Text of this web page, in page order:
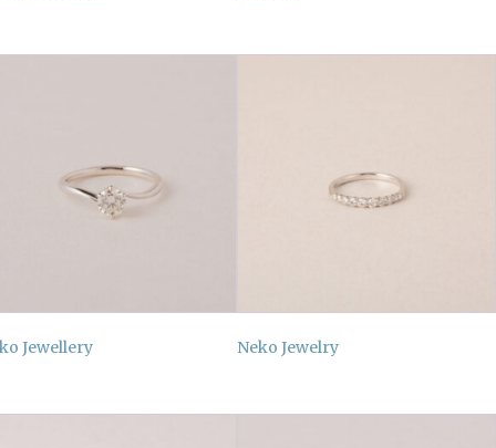
Jewellery Neko Jewelry